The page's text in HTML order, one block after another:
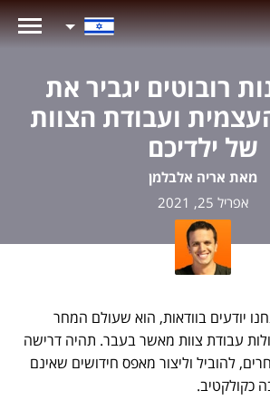
רובוטים יגביר את
ועבודת הצוות
של ילדיכם
מאת אריה אלבלמן
אפריל 25, 2021
יודעים בוודאות, הוא שעולם המחר
עבודת צוות מאשר בעבר. תהיה דרישה
להוביל וליצור מאפס חידושים שאינם
כקולקטיב.